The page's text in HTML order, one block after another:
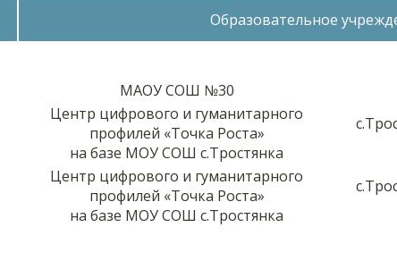
Образовательное
МАОУ СОШ №30
Центр цифрового и гуманитарного
профилей «Точка Роста»
на базе МОУ СОШ с.Тростянка
Центр цифрового и гуманитарного
профилей «Точка Роста»
на базе МОУ СОШ с.Тростянка